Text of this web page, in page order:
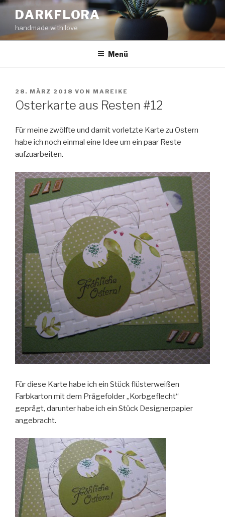
Zum
Inhalt
springen
DARKFLORA
handmade with love
Menü
VERÖFFENTLICHT
AM
28. MÄRZ 2018 VON MAREIKE
Osterkarte aus Resten #12
Für meine zwölfte und damit vorletzte Karte zu Ostern
habe ich noch einmal eine Idee um ein paar Reste
aufzuarbeiten.
Für diese Karte habe ich ein Stück flüsterweißen
Farbkarton mit dem Prägefolder „Korbgeflecht“
geprägt, darunter habe ich ein Stück Designerpapier
angebracht.